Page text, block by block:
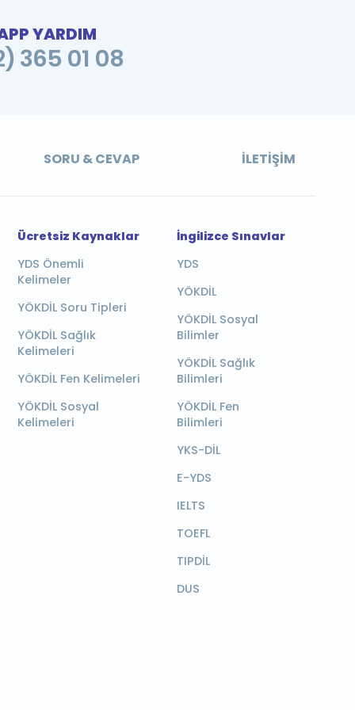
YARDIM
365 01 08
SORU & CEVAP İLETIŞIM
Ücretsiz Kaynaklar
YDS Önemli
Kelimeler
YÖKDİL Soru Tipleri
YÖKDİL Sağlık
Kelimeleri
YÖKDİL Fen Kelimeleri
YÖKDİL Sosyal
Kelimeleri
İngilizce Sınavlar
YDS
YÖKDİL
YÖKDİL Sosyal
Bilimler
YÖKDİL Sağlık
Bilimleri
YÖKDİL Fen
Bilimleri
YKS-DİL
E-YDS
IELTS
TOEFL
TIPDİL
DUS